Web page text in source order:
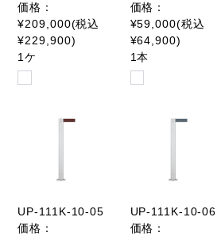
価格：
¥209,000(税込
¥229,900)
1ケ
価格：
¥59,000(税込
¥64,900)
1本
UP-111K-10-05
価格：
UP-111K-10-06
価格：